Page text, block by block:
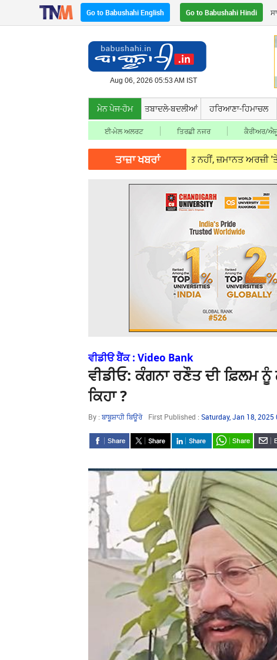
Go to Babushahi English Go to Babushahi Hindi
Aug 06, 2026 05:53 AM IST
ਮੇਨ ਪੇਜ-ਹੋਮ ਤਬਾਦਲੇ-ਬਦਲੀਆਂ ਹਰਿਆਣਾ-ਹਿਮਾਚਲ
ਈ-ਮੇਲ ਅਲਰਟ ਤਿਰਛੀ ਨਜਰ ਕੈਰੀਅਰ/
ਤਾਜ਼ਾ ਖਬਰਾਂ
ਅਰੋੜਾ ਨੂੰ ਹਾਈਕੋਰਟ ਤੋਂ ਫਿਲਹਾਲ ਰਾਹਤ ਨਹੀਂ, ਜ਼ਮਾਨਤ ਅਰਜ਼ੀ 'ਤੇ ਸੁਣਵਾਈ
ਵੀਡੀੳ ਬੈਂਕ : Video Bank
ਵੀਡੀਓ: ਕੰਗਨਾ ਰਣੌਤ ਦੀ ਫ਼ਿਲਮ
ਕਿਹਾ ?
By : ਬਾਬੂਸ਼ਾਹੀ ਬਿਊਰੋ First Published : Saturday, Jan 18, 2025